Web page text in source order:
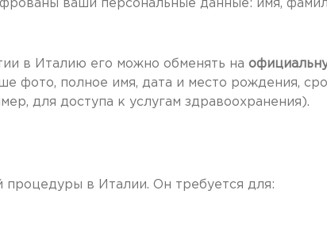
ваши персональные данные: имя,
в Италию его можно обменять на
фото, полное имя, дата и место рождения,
для доступа к услугам здравоохранения).
процедуры в Италии. Он требуется для: